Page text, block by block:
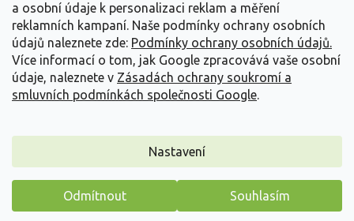
a osobní údaje k personalizaci reklam a měření
reklamních kampaní. Naše podmínky ochrany osobních
údajů naleznete zde: Podmínky ochrany osobních údajů.
Více informací o tom, jak Google zpracovává vaše osobní
údaje, naleznete v Zásadách ochrany soukromí a
smluvních podmínkách společnosti Google.
Nastavení
Odmítnout Souhlasím
Vytvořil Shoptet
Copyright 2026Zahradnictví Spomyšl. Všechna práva
vyhrazena.
Máme pro vás malý dárek